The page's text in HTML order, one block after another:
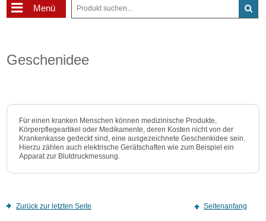
Menü
Geschenidee
Für einen kranken Menschen können medizinische Produkte,
Körperpflegeartikel oder Medikamente, deren Kosten nicht von der
Krankenkasse gedeckt sind, eine ausgezeichnete Geschenkidee sein.
Hierzu zählen auch elektrische Gerätschaften wie zum Beispiel ein
Apparat zur Blutdruckmessung.
Zurück zur letzten Seite Seitenanfang